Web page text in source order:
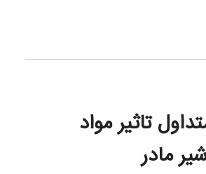
تاثیر مواد
مادر